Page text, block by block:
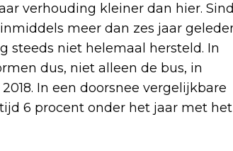
verhouding kleiner dan hier.
meer dan zes jaar
steeds niet helemaal hersteld. In
dus, niet alleen de bus, in
In een doorsnee vergelijkbare
6 procent onder het jaar met het